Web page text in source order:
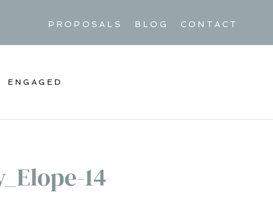
PROPOSALS BLOG CONTACT
ENGAGED
14